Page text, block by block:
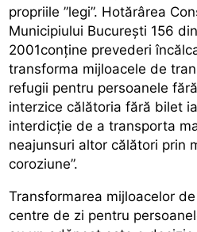
propriile ”legi”. Hotărârea
Municipiului București 156
2001conține prevederi
transforma mijloacele de
refugii pentru persoanele
interzice călătoria fără bilet
interdicție de a transporta
neajunsuri altor călători prin
coroziune”.
Transformarea mijloacelor
centre de zi pentru